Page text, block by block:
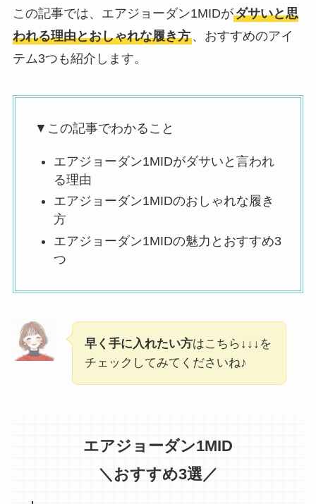
この記事では、エアジョーダン1MIDがダサいと思
われる理由とおしゃれな履き方、おすすめのアイ
テム3つも紹介します。
▼この記事でわかること
エアジョーダン1MIDがダサいと言われ
る理由
エアジョーダン1MIDのおしゃれな履き
方
エアジョーダン1MIDの魅力とおすすめ3
つ
早く手に入れたい方はこちら↓↓↓を
チェックしてみてくださいね♪
エアジョーダン1MID
＼おすすめ3選／